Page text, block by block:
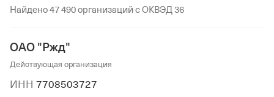
Найдено 47 490 организаций с ОКВЭД 36
ОАО "Ржд"
Действующая организация
ИНН 7708503727